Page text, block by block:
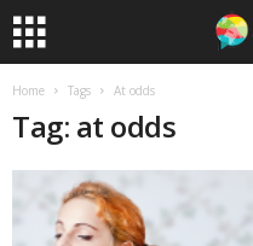
Home Tags At odds
Tag: at odds